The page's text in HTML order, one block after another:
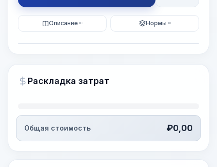
~15-30 Sek.
Описание KI Нормы KI
Раскладка затрат
Общая стоимость ₽0,00